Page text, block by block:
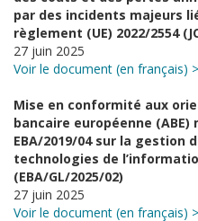
par des incidents majeurs
règlement (UE) 2022/2554
27 juin 2025
Voir le document (en français)
Mise en conformité aux
bancaire européenne
EBA/2019/04 sur la gestion
technologies de
(EBA/GL/2025/02)
27 juin 2025
Voir le document (en français)